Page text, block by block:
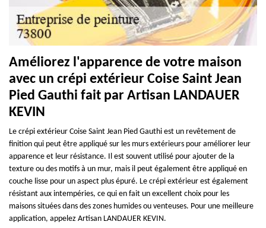
Améliorez l'apparence de votre maison
avec un crépi extérieur Coise Saint Jean
Pied Gauthi fait par Artisan LANDAUER
KEVIN
Le crépi extérieur Coise Saint Jean Pied Gauthi est un revêtement de
finition qui peut être appliqué sur les murs extérieurs pour améliorer leur
apparence et leur résistance. Il est souvent utilisé pour ajouter de la
texture ou des motifs à un mur, mais il peut également être appliqué en
couche lisse pour un aspect plus épuré. Le crépi extérieur est également
résistant aux intempéries, ce qui en fait un excellent choix pour les
maisons situées dans des zones humides ou venteuses. Pour une meilleure
application, appelez Artisan LANDAUER KEVIN.